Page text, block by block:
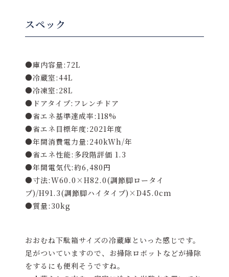
スペック
●庫内容量:72L
●冷蔵室:44L
●冷凍室:28L
●ドアタイプ:フレンチドア
●省エネ基準達成率:118%
●省エネ目標年度:2021年度
●年間消費電力量:240kWh/年
●省エネ性能:多段階評価 1.3
●年間電気代:約6,480円
●寸法:W60.0×H82.0(調節脚ロータイ
プ)/H91.3(調節脚ハイタイプ)×D45.0cm
●質量:30kg
おおむね下駄箱サイズの冷蔵庫といった感じです。
足がついていますので、お掃除ロボットなどが掃除
をするにも便利そうですね。